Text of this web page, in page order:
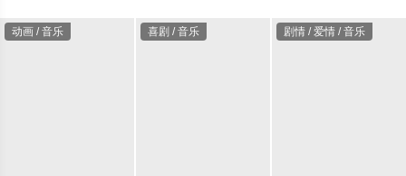
动画 / 音乐 喜剧 / 音乐 剧情 / 爱情 / 音乐